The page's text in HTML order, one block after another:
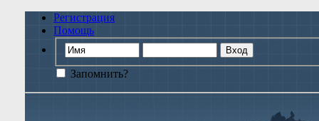
Регистрация
Помощь
Запомнить?